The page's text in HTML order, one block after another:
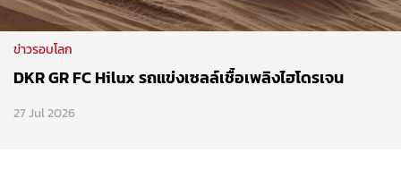
ข่าวรอบโลก
DKR GR FC Hilux รถแข่งเซลล์เชื้อเพลิงไฮโดรเจน
27 Jul 2026